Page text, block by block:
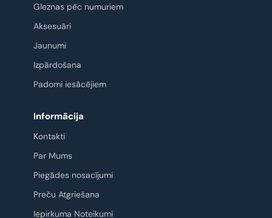
Gleznas pēc numuriem
Aksesuāri
Jaunumi
Izpārdošana
Padomi iesācējiem
Informācija
Kontakti
Par Mums
Piegādes nosacījumi
Preču Atgriešana
Iepirkuma Noteikumi